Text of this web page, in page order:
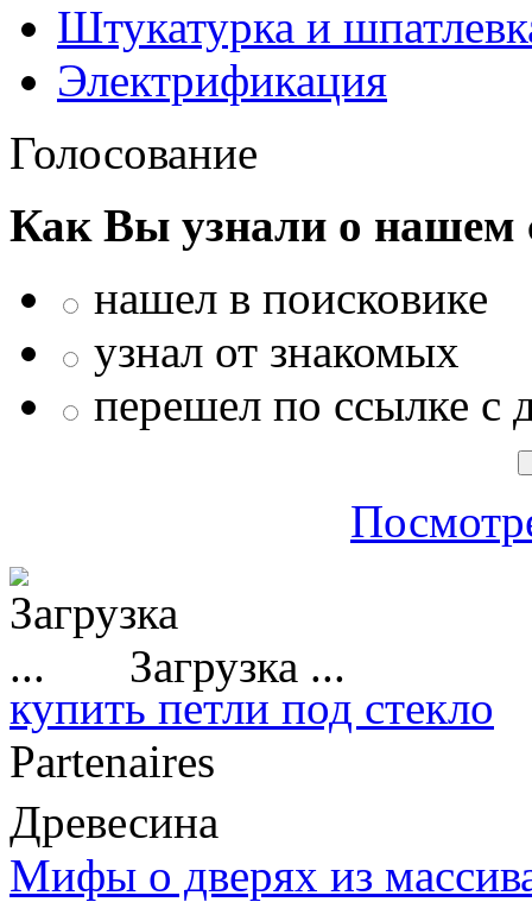
Штукатурка и
Электрификация
Голосование
Как Вы узнали о нашем
нашел в поисковике
узнал от знакомых
перешел по ссылке с
Загрузка ...
купить петли под стекло
Partenaires
Древесина
Мифы о дверях из